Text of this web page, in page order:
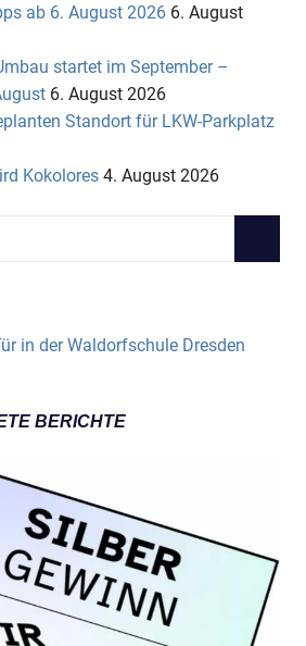
ab 6. August 2026 6. August
startet im September –
6. August 2026
Standort für LKW-Parkplatz
Kokolores 4. August 2026
BERICHTE